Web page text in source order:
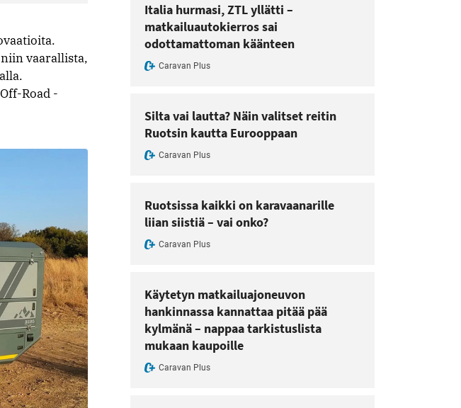
vaarallista,
Road -
Italia hurmasi, ZTL yllätti –
matkailuautokierros sai
odottamattoman käänteen
Caravan Plus
Silta vai lautta? Näin valitset reitin
Ruotsin kautta Eurooppaan
Caravan Plus
Ruotsissa kaikki on karavaanarille
liian siistiä – vai onko?
Caravan Plus
Käytetyn matkailuajoneuvon
hankinnassa kannattaa pitää pää
kylmänä – nappaa tarkistuslista
mukaan kaupoille
Caravan Plus